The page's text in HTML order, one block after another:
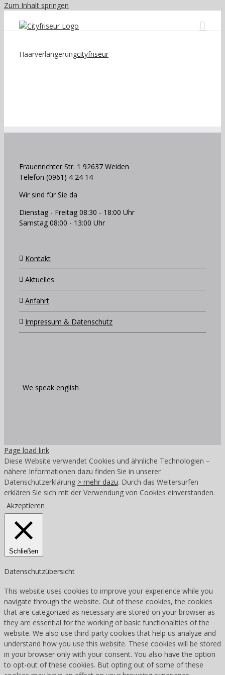
Zum Inhalt springen
Haarverlängerungcityfriseur
Frauenrichter Str. 1 92637 Weiden
Telefon (0961) 4 24 14
Wir sind für Sie da
Dienstag - Freitag 08:30 - 18:00 Uhr
Samstag 08:00 - 13:00 Uhr
Kontakt
Aktuelles
Anfahrt
Impressum & Datenschutz
We speak english
Page load link
Diese Website verwendet Cookies und ähnliche Technologien –
nähere Informationen dazu finden Sie in unserer
Datenschutzerklärung > mehr dazu. Durch das Weitersurfen
erklären Sie sich mit der Verwendung von Cookies einverstanden.
Akzeptieren
Schließen
Datenschutzübersicht
This website uses cookies to improve your experience while you
navigate through the website. Out of these cookies, the cookies
that are categorized as necessary are stored on your browser as
they are essential for the working of basic functionalities of the
website. We also use third-party cookies that help us analyze and
understand how you use this website. These cookies will be stored
in your browser only with your consent. You also have the option
to opt-out of these cookies. But opting out of some of these